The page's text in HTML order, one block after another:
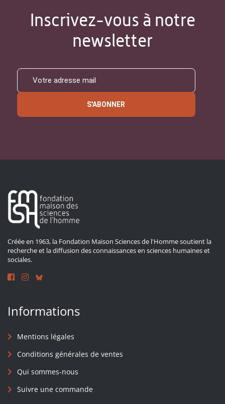
Inscrivez-vous à notre
newsletter
S'ABONNER
Créée en 1963, la Fondation Maison Sciences de l'Homme soutient la
recherche et la diffusion des connaissances en sciences humaines et
sociales.
Informations
Mentions légales
Conditions générales de ventes
Qui sommes-nous
Suivre une commande